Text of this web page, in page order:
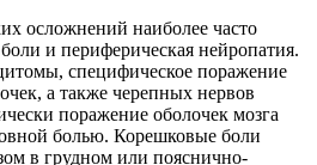
осложнений наиболее часто
и периферическая нейропатия.
специфическое поражение
а также черепных нервов
поражение оболочек мозга
болью. Корешковые боли
в грудном или пояснично-